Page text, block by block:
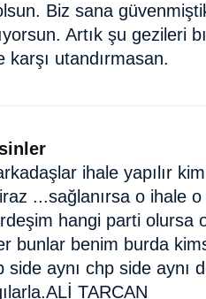
Biz sana
Artık şu gezileri
karşı utandırmasan.
ihale yapılır
...sağlanırsa o ihale
hangi parti olursa
bunlar benim burda
aynı chp side aynı
TARCAN